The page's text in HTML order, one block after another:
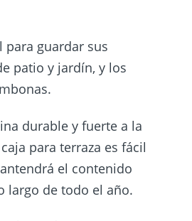
para guardar sus
patio y jardín, y los
durable y fuerte a la
para terraza es fácil
el contenido
largo de todo el año.